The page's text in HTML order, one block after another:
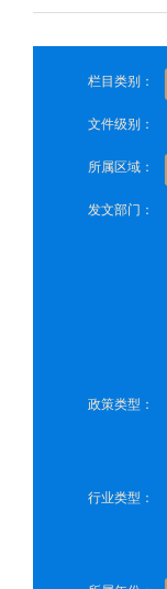
栏目类别：
文件级别：
所属区域：
发文部门：
政策类型：
行业类型：